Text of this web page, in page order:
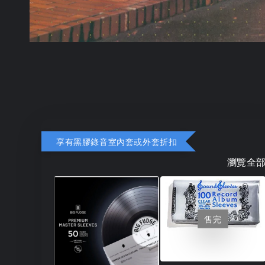
享有黑膠錄音室內套或外套折扣
瀏覽全
售完